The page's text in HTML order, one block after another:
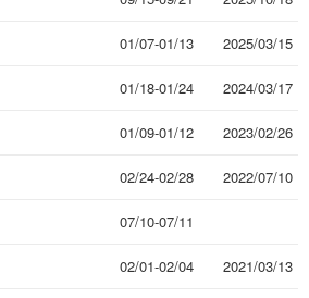
01/07-01/13 2025/03/15
01/18-01/24 2024/03/17
01/09-01/12 2023/02/26
02/24-02/28 2022/07/10
07/10-07/11
02/01-02/04 2021/03/13